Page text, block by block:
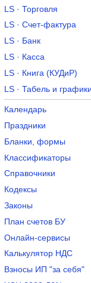
LS · Торговля
LS · Счет-фактура
LS · Банк
LS · Касса
LS · Книга (КУДиР)
LS · Табель и графики
Календарь
Праздники
Бланки, формы
Классификаторы
Справочники
Кодексы
Законы
План счетов БУ
Онлайн-сервисы
Калькулятор НДС
Взносы ИП "за себя"